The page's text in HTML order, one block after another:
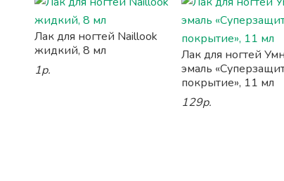
Лак для ногтей Naillook
жидкий, 8 мл
1р.
Лак для ногтей
эмаль
покрытие», 11 мл
129р.